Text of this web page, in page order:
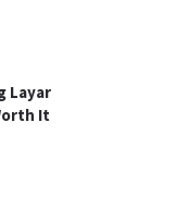
Layar
It